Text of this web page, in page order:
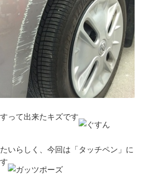
って出来たキズです
いらしく、今回は「タッチペン」に